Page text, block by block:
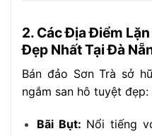
2. Các Địa Điểm
Đẹp Nhất Tại Đà
Bán đảo Sơn Trà sở
ngắm san hô tuyệt đẹp:
Bãi Bụt: Nổi tiếng